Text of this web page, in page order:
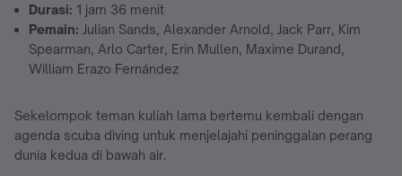
Durasi: 1 jam 36 menit
Pemain: Julian Sands, Alexander Arnold, Jack Parr, Kim
Spearman, Arlo Carter, Erin Mullen, Maxime Durand,
William Erazo Fernández
Sekelompok teman kuliah lama bertemu kembali dengan
agenda scuba diving untuk menjelajahi peninggalan perang
dunia kedua di bawah air.